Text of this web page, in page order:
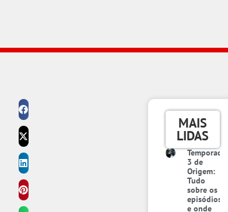
MAIS
LIDAS
Temporada
3 de
Origem:
Tudo
sobre os
episódios
e onde